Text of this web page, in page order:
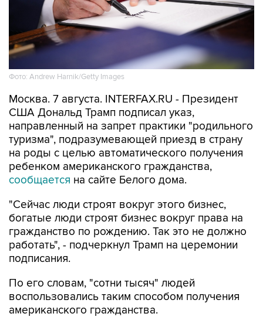
Фото: Andrew Harnik/Getty Images
Москва. 7 августа. INTERFAX.RU - Президент
США Дональд Трамп подписал указ,
направленный на запрет практики "родильного
туризма", подразумевающей приезд в страну
на роды с целью автоматического получения
ребенком американского гражданства,
сообщается на сайте Белого дома.
"Сейчас люди строят вокруг этого бизнес,
богатые люди строят бизнес вокруг права на
гражданство по рождению. Так это не должно
работать", - подчеркнул Трамп на церемонии
подписания.
По его словам, "сотни тысяч" людей
воспользовались таким способом получения
американского гражданства.